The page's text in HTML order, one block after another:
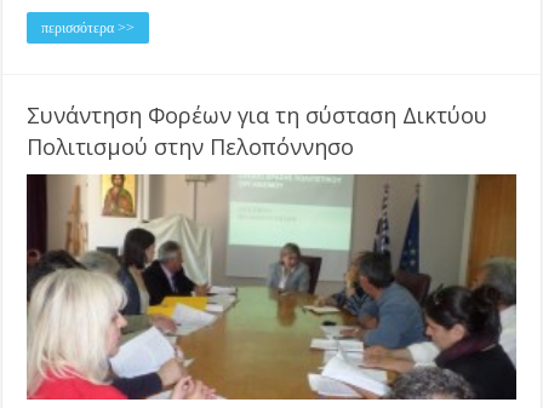
περισσότερα >>
Συνάντηση Φορέων για τη σύσταση Δικτύου
Πολιτισμού στην Πελοπόννησο